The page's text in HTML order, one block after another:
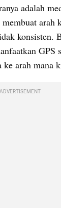
adalah
arah
konsisten.
GPS
arah mana
ADVERTISEMENT